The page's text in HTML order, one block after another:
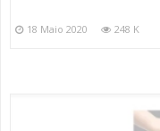
18 Maio 2020 248 K